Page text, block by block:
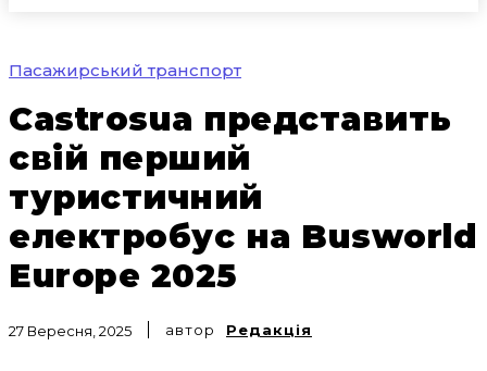
Пасажирський транспорт
Castrosua представить
свій перший
туристичний
електробус на Busworld
Europe 2025
27 Вересня, 2025 автор Редакція